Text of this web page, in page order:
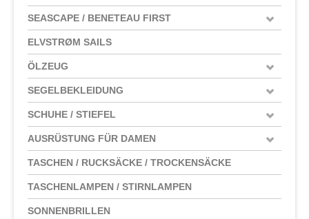
SEASCAPE / BENETEAU FIRST
ELVSTRØM SAILS
ÖLZEUG
SEGELBEKLEIDUNG
SCHUHE / STIEFEL
AUSRÜSTUNG FÜR DAMEN
TASCHEN / RUCKSÄCKE / TROCKENSÄCKE
TASCHENLAMPEN / STIRNLAMPEN
SONNENBRILLEN